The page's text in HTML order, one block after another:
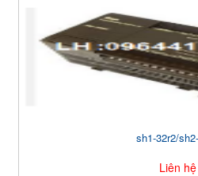
sh1-32r2/
Liên hệ